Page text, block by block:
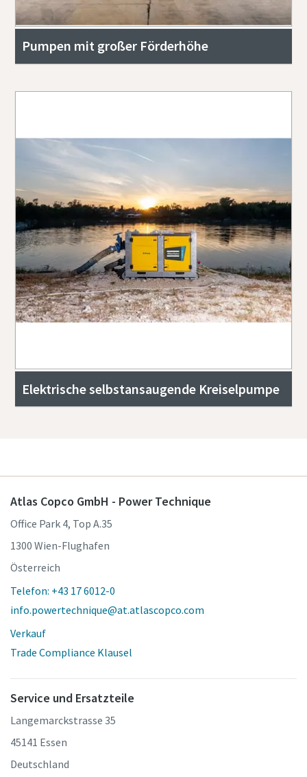
Pumpen mit großer Förderhöhe
Elektrische selbstansaugende Kreiselpumpe
Atlas Copco GmbH - Power Technique
Office Park 4, Top A.35
1300 Wien-Flughafen
Österreich
Telefon: +43 17 6012-0
info.powertechnique@at.atlascopco.com
Verkauf
Trade Compliance Klausel
Service und Ersatzteile
Langemarckstrasse 35
45141 Essen
Deutschland